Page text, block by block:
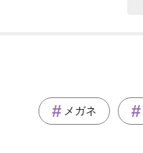
メガネ